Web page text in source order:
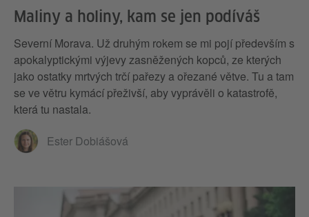
Maliny a holiny, kam se jen podíváš
Severní Morava. Už druhým rokem se mi pojí především s
apokalyptickými výjevy zasněžených kopců, ze kterých
jako ostatky mrtvých trčí pařezy a ořezané větve. Tu a tam
se ve větru kymácí přeživší, aby vyprávěli o katastrofě,
která tu nastala.
Ester Dobiášová